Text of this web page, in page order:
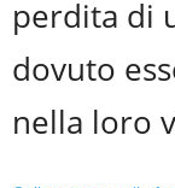
perdita di
dovuto
nella loro